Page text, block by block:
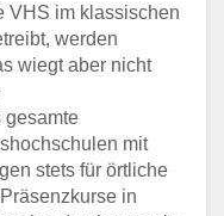
VHS im klassischen
werden
wiegt aber nicht
gesamte
mit
stets für örtliche
in